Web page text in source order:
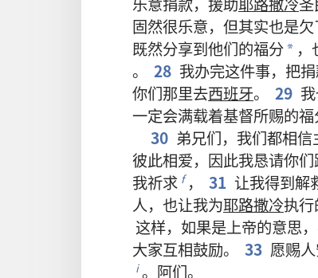
固然很乐意， 但其实也是欠
既然分享到他们的福分* ，
。 28 我办完这件事， 把
你们那里去西班牙。 29 我
一定会满载着基督所赐的
30 弟兄们， 我们都相信
彼此相爱， 因此我恳请你们
我祈求 f ， 31 让我得到解
人， 也让我为耶路撒冷执行
这样， 如果是上帝的意思，
大家互相鼓励。 33 愿赐人
i 。 阿们。